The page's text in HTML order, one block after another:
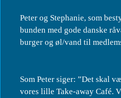
Peter og Stephanie, som
bunden med gode danske
burger og øl/vand til
Som Peter siger: ”Det skal
vores lille Take-away Café.